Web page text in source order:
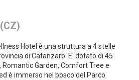
Hotel è una struttura a 4 stelle
di Catanzaro. E' dotato di 45
Garden, Comfort Tree e
è immerso nel bosco del Parco